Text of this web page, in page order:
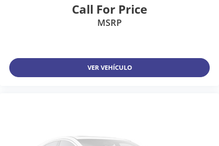
Call For Price
MSRP
VER VEHÍCULO